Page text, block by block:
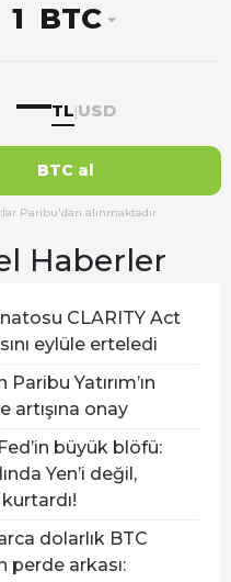
BTC
—TL USD
BTC al
Paribu'dan alınmaktadır
Haberler
CLARITY Act
eylüle erteledi
Paribu Yatırım’ın
artışına onay
büyük blöfü:
Yen’i değil,
dolarlık BTC
perde arkası: